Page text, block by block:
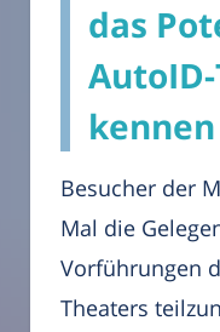
das
kennen
Besucher der
Mal die
Vorführungen
Theaters